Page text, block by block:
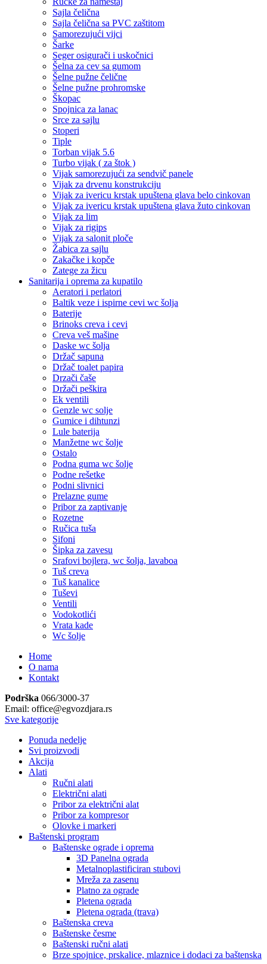
Sajla čelična
Sajla čelična sa PVC zaštitom
Samorezujući vijci
Šarke
Seger osigurači i uskočnici
Šelna za cev sa gumom
Šelne pužne čelične
Šelne pužne prohromske
Škopac
Spojnica za lanac
Srce za sajlu
Stoperi
Tiple
Torban vijak 5.6
Turbo vijak ( za štok )
Vijak samorezujući za sendvič panele
Vijak za drvenu konstrukciju
Vijak za ivericu krstak upuštena glava belo cinkovan
Vijak za ivericu krstak upuštena glava žuto cinkovan
Vijak za lim
Vijak za rigips
Vijak za salonit ploče
Žabica za sajlu
Zakačke i kopče
Zatege za žicu
Sanitarija i oprema za kupatilo
Aeratori i perlatori
Baltik veze i ispirne cevi wc šolja
Baterije
Brinoks creva i cevi
Creva veš mašine
Daske wc šolja
Držač sapuna
Držač toalet papira
Drzači čaše
Držači peškira
Ek ventili
Genzle wc solje
Gumice i dihtunzi
Lule baterija
Manžetne wc šolje
Ostalo
Podna guma wc šolje
Podne rešetke
Podni slivnici
Prelazne gume
Pribor za zaptivanje
Rozetne
Ručica tuša
Sifoni
Šipka za zavesu
Srafovi bojlera, wc šolja, lavaboa
Tuš creva
Tuš kanalice
Tuševi
Ventili
Vodokotlići
Vrata kade
Wc šolje
Home
O nama
Kontakt
Podrška 066/3000-37
Email: office@egvozdjara.rs
Sve kategorije
Ponuda nedelje
Svi proizvodi
Akcija
Alati
Ručni alati
Električni alati
Pribor za električni alat
Pribor za kompresor
Olovke i markeri
Baštenski program
Baštenske ograde i oprema
3D Panelna ograda
Metalnoplastificiran stubovi
Mreža za zasenu
Platno za ograde
Pletena ograda
Pletena ograda (trava)
Baštenska creva
Baštenske česme
Baštenski ručni alati
Brze spojnice, prskalice, mlaznice i dodaci za baštenska